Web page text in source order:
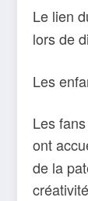
Le lien
lors de
Les
Les
ont
de la